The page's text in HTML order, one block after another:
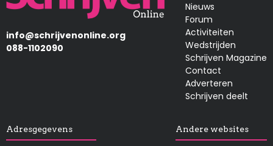
info@schrijvenonline.org
088-1102090
Nieuws
Forum
Activiteiten
Wedstrijden
Schrijven Magazine
Contact
Adverteren
Schrijven deelt
Adresgegevens Andere websites